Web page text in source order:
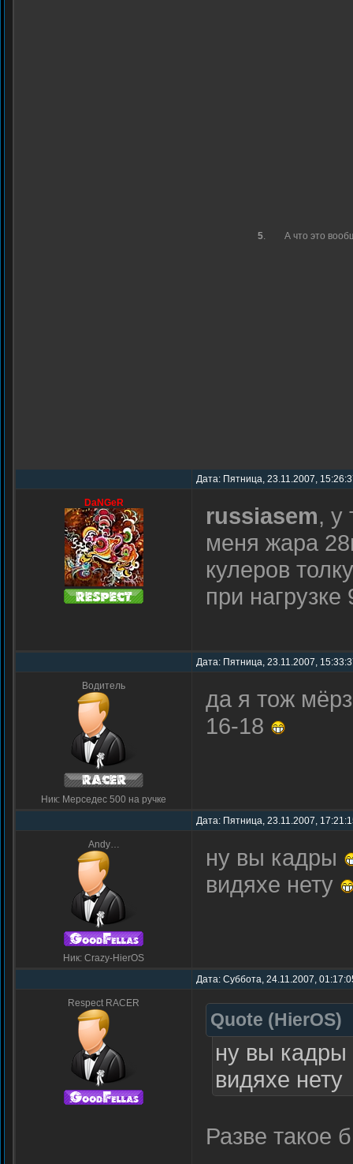
5. А что это
Дата: Пятница, 23.11.2007,
DaNGeR russiasem, у
меня жара
кулеров
при
Дата: Пятница, 23.11.2007,
Водитель
Ник: Мерседес 500 на ручке
да я тож
16-18
Дата: Пятница, 23.11.2007,
Andy…
Ник: Crazy-HierOS
ну вы кадры
видяхе нету
Дата: Суббота, 24.11.2007,
Respect RACER
Quote (HierOS)
ну вы кадры
видяхе нету
Разве такое